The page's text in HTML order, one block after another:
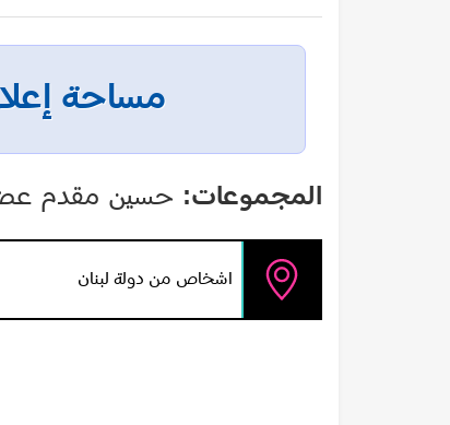
مساحة
المجموعات: حسين مقدم
اشخاص من دولة لبنان